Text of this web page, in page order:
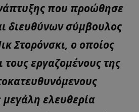
που προώθησε
διευθύνων σύμβουλος
Στορόνσκι, ο οποίος
τους εργαζομένους της
ελευθερία